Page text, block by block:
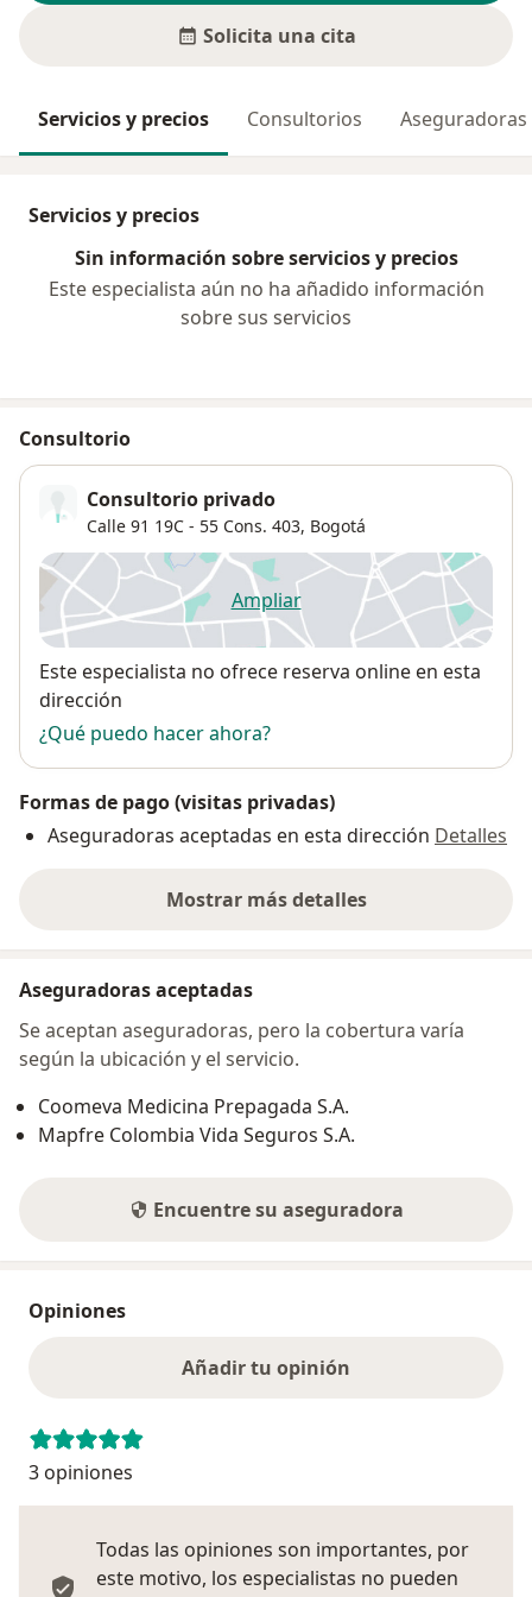
Solicita una cita
Servicios y precios Consultorios Aseguradoras
Servicios y precios
Sin información sobre servicios y precios
Este especialista aún no ha añadido información
sobre sus servicios
Consultorio
Consultorio privado
Calle 91 19C ‐ 55 Cons. 403, Bogotá
Ampliarse abre en una nueva
Disponibilidad
Este especialista no ofrece reserva online en esta
dirección
¿Qué puedo hacer ahora?
Formas de pago (visitas privadas)
Aseguradoras aceptadas en esta dirección Detalles
Mostrar más detalles
sobre la dirección
Aseguradoras aceptadas
Se aceptan aseguradoras, pero la cobertura varía
según la ubicación y el servicio.
Coomeva Medicina Prepagada S.A.
Mapfre Colombia Vida Seguros S.A.
Encuentre su aseguradora
Opiniones
Añadir tu opinión
3 opiniones
Todas las opiniones son importantes, por
este motivo, los especialistas no pueden